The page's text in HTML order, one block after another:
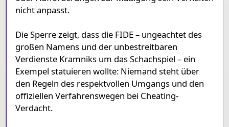
nicht anpasst.
Die Sperre zeigt, dass die FIDE – ungeachtet des
großen Namens und der unbestreitbaren
Verdienste Kramniks um das Schachspiel – ein
Exempel statuieren wollte: Niemand steht über
den Regeln des respektvollen Umgangs und den
offiziellen Verfahrenswegen bei Cheating-
Verdacht.